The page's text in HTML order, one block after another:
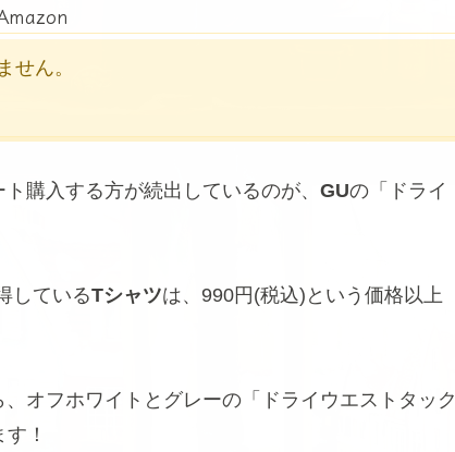
せん。
購入する方が続出しているのが、 GUの「ドライ
しているTシャツは、990円(税込)という価格以上
オフホワイトとグレーの「ドライウエストタック
！